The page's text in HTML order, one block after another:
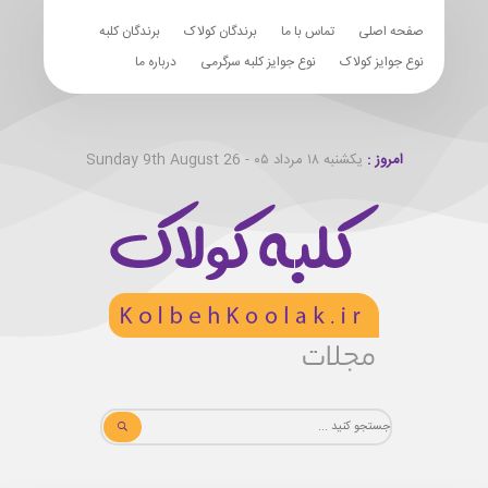
صفحه اصلی تماس با ما برندگان کولاک
برندگان کلبه
نوع جوایز کولاک
نوع جوایز کلبه سرگرمی درباره ما
امروز : یکشنبه ۱۸ مرداد ۰۵ - Sunday 9th August 26